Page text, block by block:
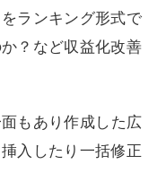
ランキング形式で
？など収益化改善
もあり作成した広
入したり一括修正